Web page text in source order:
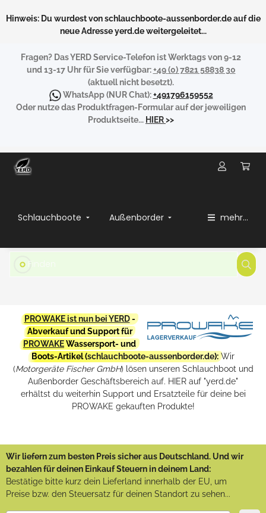
Hinweis: Du wurdest von schlauchboote-aussenborder.de auf die
neue Adresse yerd.de weitergeleitet...
Fragen? Das YERD Service-Telefon ist Werktags von 9-12
und 13-17 Uhr für Sie verfügbar:+49 (0) 7821 58838 30
(aktuell nicht besetzt).
WhatsApp(NUR Chat):+491796159552
Oder nutze das Produktfragen-Formular auf der jeweiligen
Produktseite... HIER>>
Schlauchboote Außenborder mehr...
PROWAKE ist nun bei YERD-
Abverkauf und Support für
PROWAKEWassersport- und
Boots-Artikel (schlauchboote-aussenborder.de): Wir
(Motorgeräte Fischer GmbH) lösen unseren Schlauchboot und
Außenborder Geschäftsbereich auf. HIER auf "yerd.de"
erhältst du weiterhin Support und Ersatzteile für deine bei
PROWAKE gekauften Produkte!
Wir liefern zum besten Preis sicher aus Deutschland. Und wir
bezahlen für deinen Einkauf Steuern in deinem Land:
Bestätige bitte kurz dein Lieferland innerhalb der EU, um
Preise bzw. den Steuersatz für deinen Standort zu sehen...